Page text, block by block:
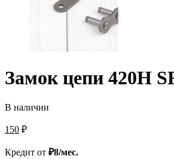
Замок цепи 420H
В наличии
150 ₽
Кредит от ₽8/мес.